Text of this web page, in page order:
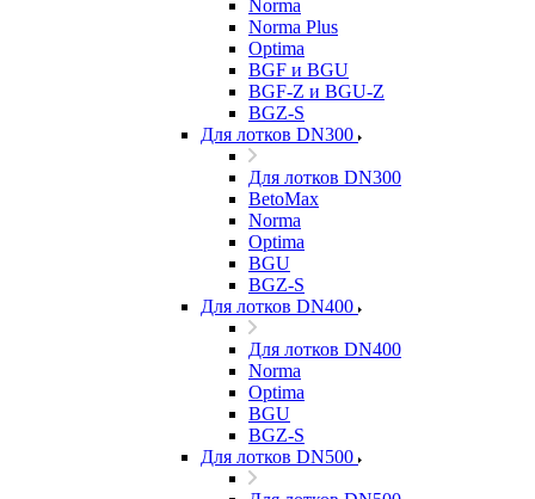
Norma
Norma Plus
Optima
BGF и BGU
BGF-Z и BGU-Z
BGZ-S
Для лотков DN300
Для лотков DN300
BetoMax
Norma
Optima
BGU
BGZ-S
Для лотков DN400
Для лотков DN400
Norma
Optima
BGU
BGZ-S
Для лотков DN500